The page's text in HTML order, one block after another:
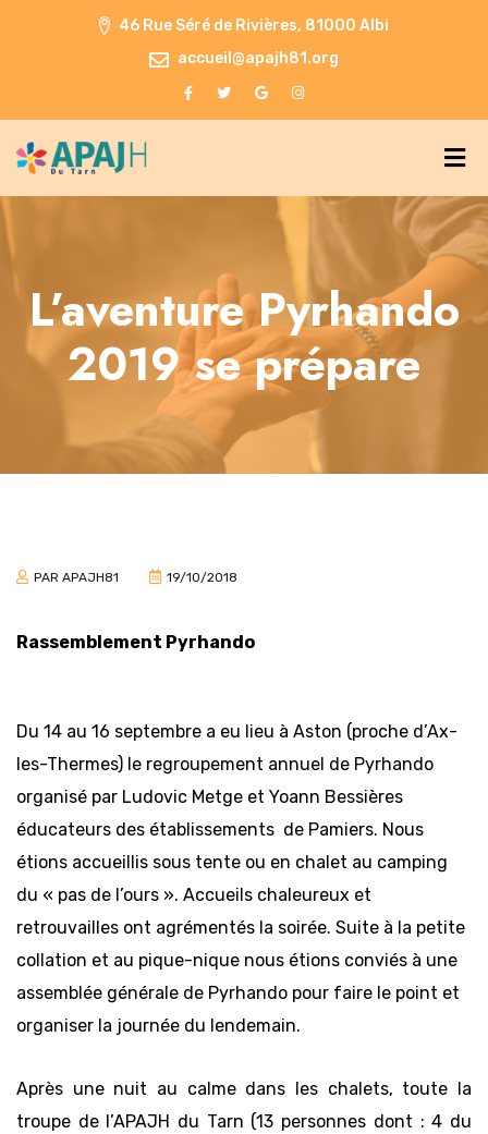
46 Rue Séré de Rivières, 81000 Albi
accueil@apajh81.org
L’aventure Pyrhando
2019 se prépare
PAR APAJH81 19/10/2018
Rassemblement Pyrhando
Du 14 au 16 septembre a eu lieu à Aston (proche d’Ax-
les-Thermes) le regroupement annuel de Pyrhando
organisé par Ludovic Metge et Yoann Bessières
éducateurs des établissements de Pamiers. Nous
étions accueillis sous tente ou en chalet au camping
du « pas de l’ours ». Accueils chaleureux et
retrouvailles ont agrémentés la soirée. Suite à la petite
collation et au pique-nique nous étions conviés à une
assemblée générale de Pyrhando pour faire le point et
organiser la journée du lendemain.
Après une nuit au calme dans les chalets, toute la
troupe de l’APAJH du Tarn (13 personnes dont : 4 du